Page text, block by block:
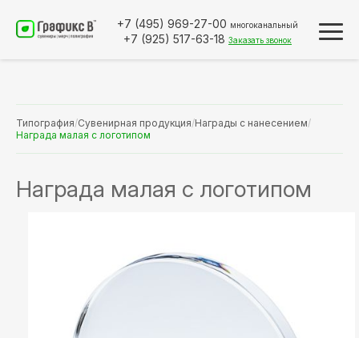
+7 (495) 969-27-00 многоканальный
+7 (925) 517-63-18 Заказать звонок
Типография/Сувенирная продукция/Награды с нанесением/
Награда малая с логотипом
Награда малая с логотипом